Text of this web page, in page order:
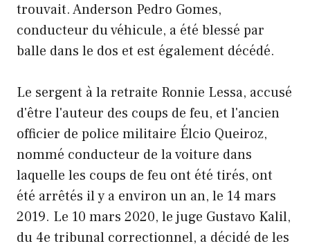
trouvait. Anderson Pedro Gomes,
conducteur du véhicule, a été blessé par
balle dans le dos et est également décédé.
Le sergent à la retraite Ronnie Lessa, accusé
d'être l'auteur des coups de feu, et l'ancien
officier de police militaire Élcio Queiroz,
nommé conducteur de la voiture dans
laquelle les coups de feu ont été tirés, ont
été arrêtés il y a environ un an, le 14 mars
2019. Le 10 mars 2020, le juge Gustavo Kalil,
du 4e tribunal correctionnel, a décidé de les